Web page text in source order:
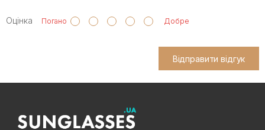
Оцінка Погано Добре
Відправити відгук